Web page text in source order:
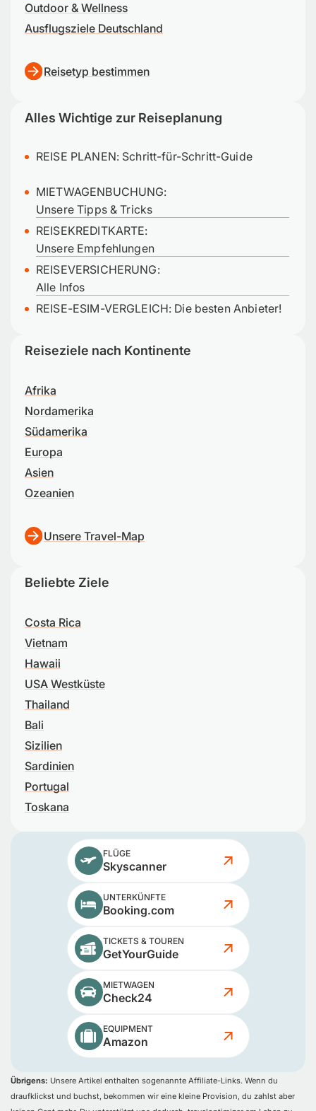
Outdoor & Wellness
Ausflugsziele Deutschland
Reisetyp bestimmen
Alles Wichtige zur Reiseplanung
REISE PLANEN: Schritt-für-Schritt-Guide
MIETWAGENBUCHUNG:
Unsere Tipps & Tricks
REISEKREDITKARTE:
Unsere Empfehlungen
REISEVERSICHERUNG:
Alle Infos
REISE-ESIM-VERGLEICH: Die besten Anbieter!
Reiseziele nach Kontinente
Afrika
Nordamerika
Südamerika
Europa
Asien
Ozeanien
Unsere Travel-Map
Beliebte Ziele
Costa Rica
Vietnam
Hawaii
USA Westküste
Thailand
Bali
Sizilien
Sardinien
Portugal
Toskana
FLÜGE
Skyscanner
UNTERKÜNFTE
Booking.com
TICKETS & TOUREN
GetYourGuide
MIETWAGEN
Check24
EQUIPMENT
Amazon
Übrigens: Unsere Artikel enthalten sogenannte Affiliate-Links. Wenn du
draufklickst und buchst, bekommen wir eine kleine Provision, du zahlst aber